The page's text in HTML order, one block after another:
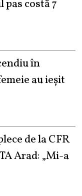
costă 7
în
au ieșit
de la CFR
Arad: „Mi-a